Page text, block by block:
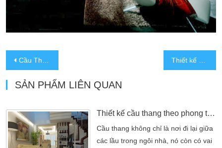
Cầu Thang 03
SẢN PHẨM LIÊN QUAN
Thiết kế cầu thang theo phong thủy
Cầu thang không chỉ là nơi đi lại giữa
các lầu trong ngôi nhà, nó còn có vai